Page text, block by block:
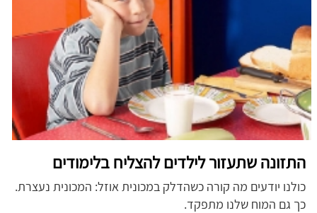
התזונה שתעזור לילדים להצליח בלימודים
כולנו יודעים מה קורה כשהדלק במכונית אוזל: המכונית נעצרת.
כך גם המוח שלנו מתפקד.